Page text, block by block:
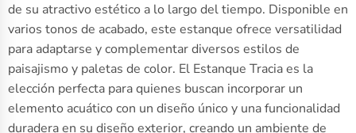
de su atractivo estético a lo largo del tiempo. Disponible en
varios tonos de acabado, este estanque ofrece versatilidad
para adaptarse y complementar diversos estilos de
paisajismo y paletas de color. El Estanque Tracia es la
elección perfecta para quienes buscan incorporar un
elemento acuático con un diseño único y una funcionalidad
duradera en su diseño exterior, creando un ambiente de